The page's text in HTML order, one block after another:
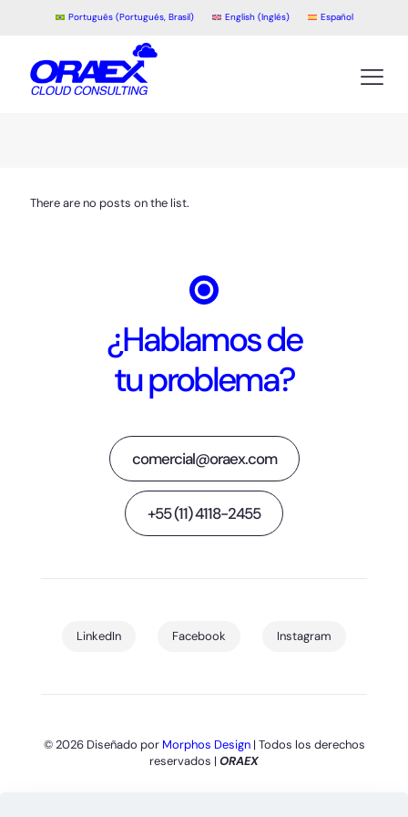
Português(Portugués, Brasil) English(Inglés) Español
There are no posts on the list.
¿Hablamos de
tu problema?
comercial@oraex.com
+55 (11) 4118-2455
LinkedIn Facebook Instagram
© 2026 Diseñado por Morphos Design| Todos los derechos
reservados | ORAEX